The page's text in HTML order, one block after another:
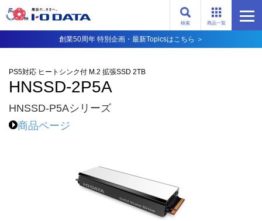
商品一覧
検索
創業50周年 特別企画・最新Topicsはこちら ＞
PS5対応 ヒートシンク付 M.2 拡張SSD 2TB
HNSSD-2P5A
HNSSD-P5Aシリーズ
商品ページ